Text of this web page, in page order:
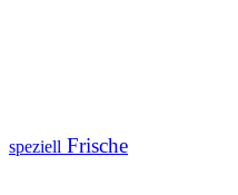
speziell Frische